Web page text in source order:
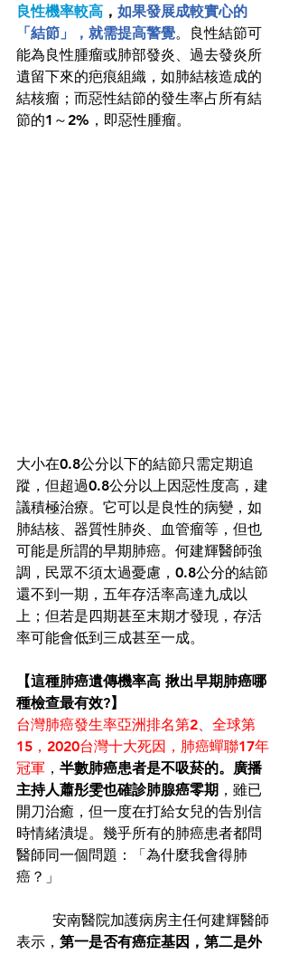
良性機率較高 ， 如果發展成較實心的
「結節」，就需提高警覺。良性結節可
能為良性腫瘤或肺部發炎、過去發炎所
遺留下來的疤痕組織，如肺結核造成的
結核瘤；而惡性結節的發生率占所有結
節的1～2%，即惡性腫瘤。
大小在0.8公分以下的結節只需定期追
蹤，但超過0.8公分以上因惡性度高，建
議積極治療。它可以是良性的病變，如
肺結核、器質性肺炎、血管瘤等，但也
可能是所謂的早期肺癌。何建輝醫師強
調，民眾不須太過憂慮，0.8公分的結節
還不到一期，五年存活率高達九成以
上；但若是四期甚至末期才發現，存活
率可能會低到三成甚至一成。
【這種肺癌遺傳機率高 揪出早期肺癌哪
種檢查最有效?】
台灣肺癌發生率亞洲排名第2、全球第
15，2020台灣十大死因，肺癌蟬聯17年
冠軍 ， 半數肺癌患者是不吸菸的。廣播
主持人蕭彤雯也確診肺腺癌零期 ，雖已
開刀治癒，但一度在打給女兒的告別信
時情緒潰堤。幾乎所有的肺癌患者都問
醫師同一個問題：「為什麼我會得肺
癌？」
表示， 第一是否有癌症基因，第二是外